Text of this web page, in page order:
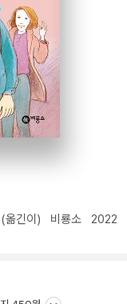
(옮긴이) 비룡소 2022